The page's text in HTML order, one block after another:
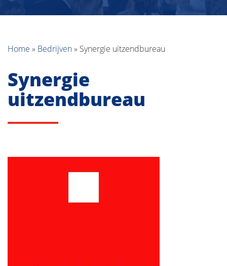
Home » Bedrijven» Synergie uitzendbureau
Synergie
uitzendbureau